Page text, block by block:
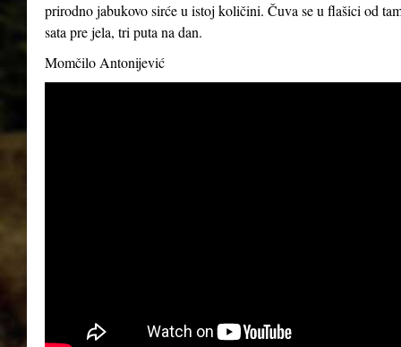
prirodno jabukovo sirće u istoj količini. Čuva se u flašici od
sata pre jela, tri puta na dan.
Momčilo Antonijević